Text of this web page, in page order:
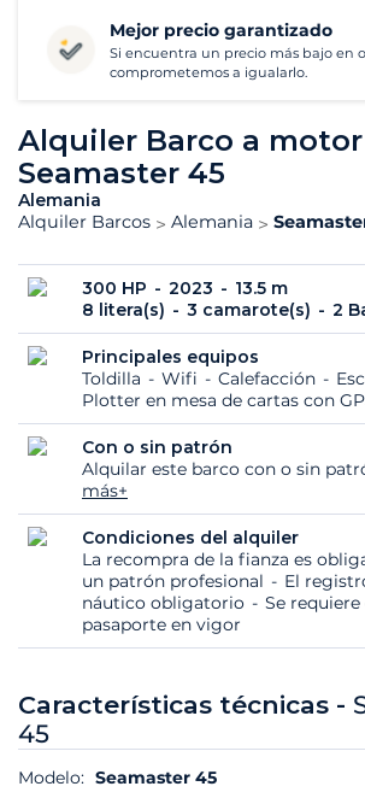
Alquiler Barco a motor
Seamaster 45
Alemania
Alquiler Barcos
Alemania
300 HP 2023
13.5 m
8 litera(s)
3 camarote(s) 2
Principales equipos
Toldilla
Wifi Calefacción
Plotter en mesa de cartas con
Con o sin patrón
Alquilar este barco con o sin
más+
Condiciones del alquiler
La recompra de la fianza es
un patrón profesional
El
náutico obligatorio
Se
pasaporte en vigor
Características técnicas -
45
Modelo: Seamaster 45
Mejor precio garantizado
Si encuentra un precio más bajo en
comprometemos a igualarlo.